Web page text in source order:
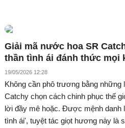
Giải mã nước hoa SR
thần tình ái đánh thức mọi
19/05/2026 12:28
Không cần phô trương bằng
Catchy chọn cách chinh phục thế
lời đầy mê hoặc. Được mệnh danh
tình ái', tuyệt tác giọt hương này là